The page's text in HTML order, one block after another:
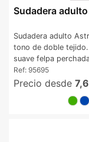
Sudadera
Sudadera adulto
tono de doble
suave felpa
Ref: 95695
Precio desde